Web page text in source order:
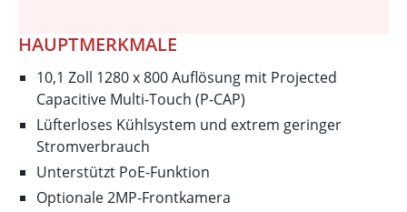
HAUPTMERKMALE
10,1 Zoll 1280 x 800 Auflösung mit Projected
Capacitive Multi-Touch (P-CAP)
Lüfterloses Kühlsystem und extrem geringer
Stromverbrauch
Unterstützt PoE-Funktion
Optionale 2MP-Frontkamera